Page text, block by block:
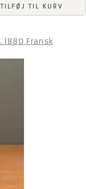
TILFØJ TIL KURV
Fransk